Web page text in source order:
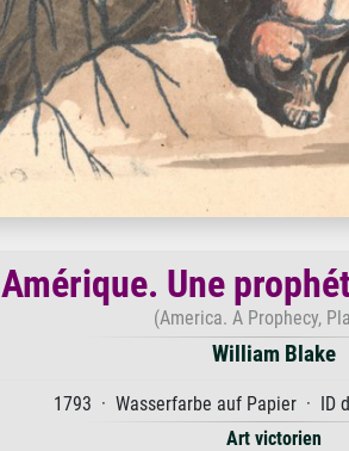
Amérique. Une
(America. A Prophecy,
William Blake
1793 · Wasserfarbe auf Papier · ID
Art victorien